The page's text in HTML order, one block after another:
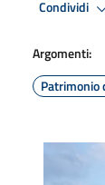
Condividi
Argomenti: